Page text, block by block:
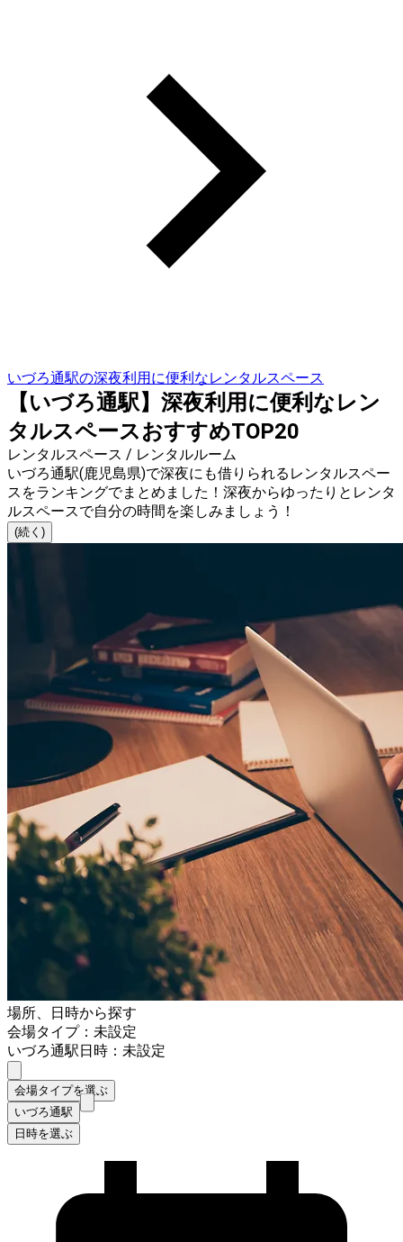
いづろ通駅の深夜利用に便利なレンタルスペース
【いづろ通駅】深夜利用に便利なレン
タルスペースおすすめTOP20
レンタルスペース / レンタルルーム
いづろ通駅(鹿児島県)で深夜にも借りられるレンタルスペー
スをランキングでまとめました！深夜からゆったりとレンタ
ルスペースで自分の時間を楽しみましょう！
(続く)
場所、日時から探す
会場タイプ：未設定
いづろ通駅日時：未設定
会場タイプを選ぶ
いづろ通駅
日時を選ぶ